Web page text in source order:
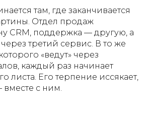
там, где заканчивается
Отдел продаж
CRM, поддержка — другую, а
третий сервис. В то же
«ведут» через
каждый раз начинает
листа. Его терпение иссякает,
вместе с ним.